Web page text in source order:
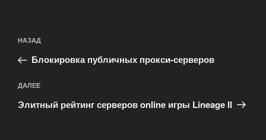
по
записям
Предыдущая
запись:
НАЗАД
Блокировка публичных прокси-серверов
Следующая
запись
ДАЛЕЕ
Элитный рейтинг серверов online игры Lineage II